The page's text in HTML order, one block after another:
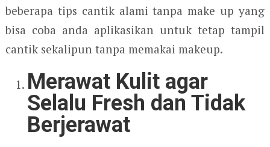
beberapa tips cantik alami tanpa make up yang
bisa coba anda aplikasikan untuk tetap tampil
cantik sekalipun tanpa memakai makeup.
Merawat Kulit agar
Selalu Fresh dan Tidak
Berjerawat